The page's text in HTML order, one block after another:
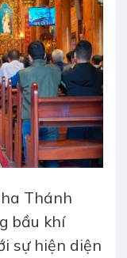
Thánh
bầu khí
sự hiện diện